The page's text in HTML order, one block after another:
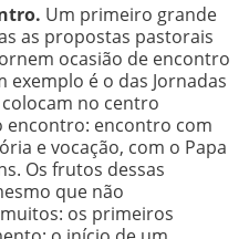
Um primeiro grande
as propostas pastorais
ocasião de encontro
exemplo é o das Jornadas
no centro
encontro: encontro com
e vocação, com o Papa
Os frutos dessas
que não
os primeiros